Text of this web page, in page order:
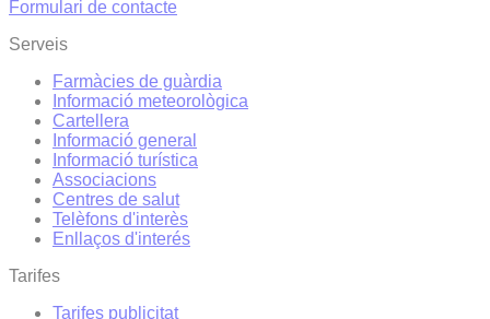
Formulari de contacte
Serveis
Farmàcies de guàrdia
Informació meteorològica
Cartellera
Informació general
Informació turística
Associacions
Centres de salut
Telèfons d'interès
Enllaços d'interés
Tarifes
Tarifes publicitat